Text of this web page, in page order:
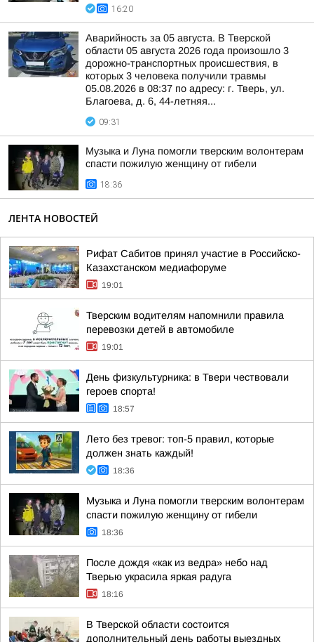
16:20
Аварийность за 05 августа. В Тверской
области 05 августа 2026 года произошло 3
дорожно-транспортных происшествия, в
которых 3 человека получили травмы
05.08.2026 в 08:37 по адресу: г. Тверь, ул.
Благоева, д. 6, 44-летняя...
09:31
Музыка и Луна помогли тверским волонтерам
спасти пожилую женщину от гибели
18:36
ЛЕНТА НОВОСТЕЙ
Рифат Сабитов принял участие в Российско-
Казахстанском медиафоруме
19:01
Тверским водителям напомнили правила
перевозки детей в автомобиле
19:01
День физкультурника: в Твери чествовали
героев спорта!
18:57
Лето без тревог: топ-5 правил, которые
должен знать каждый!
18:36
Музыка и Луна помогли тверским волонтерам
спасти пожилую женщину от гибели
18:36
После дождя «как из ведра» небо над
Тверью украсила яркая радуга
18:16
В Тверской области состоится
дополнительный день работы выездных